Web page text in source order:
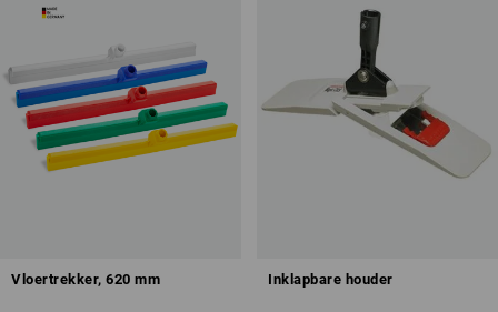
Vloertrekker, 620 mm Inklapbare houder